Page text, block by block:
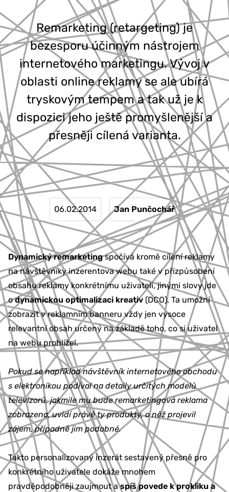
777 353 464
Remarketing (retargeting) je
bezesporu účinným nástrojem
internetového marketingu. Vývoj v
oblasti online reklamy se ale ubírá
tryskovým tempem a tak už je k
dispozici jeho ještě promyšlenější a
přesněji cílená varianta.
06.02.2014 Jan Punčochář
Dynamický remarketingspočívá kromě cílení reklamy
na návštěvníky inzerentova webu také v přizpůsobení
obsahu reklamy konkrétnímu uživateli, jinými slovy jde
odynamickou optimalizaci kreativ (DCO). Ta umožní
zobrazit v reklamním banneru vždy jen vysoce
relevantní obsah určený na základě toho, co si uživatel
na webu prohlížel.
Pokud se například návštěvník internetového obchodu
s elektronikou podíval na detaily určitých modelů
televizorů, jakmile mu bude remarketingová reklama
zobrazena, uvidí právě ty produkty, o něž projevil
zájem, případně jim podobné.
Takto personalizovaný inzerát sestavený přesně pro
konkrétního uživatele dokáže mnohem
pravděpodobněji zaujmout aspíš povede k prokliku a